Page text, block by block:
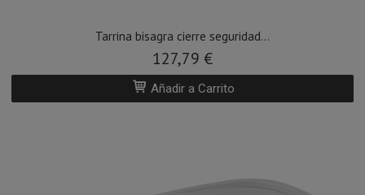
Tarrina bisagra cierre seguridad...
127,79 €
Añadir a Carrito